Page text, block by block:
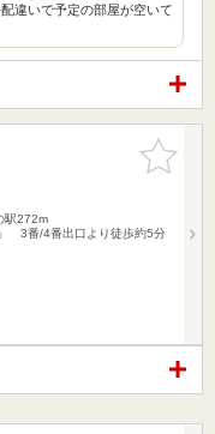
違いで予定の部屋が空いて
お気に入
りに追加
駅272m
3番/4番出口より徒歩約5分